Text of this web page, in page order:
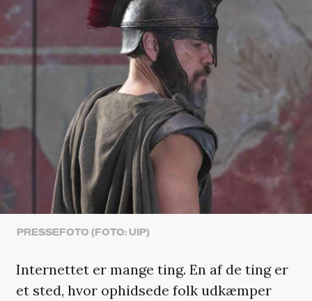
PRESSEFOTO (FOTO: UIP)
Internettet er mange ting. En af de ting er
et sted, hvor ophidsede folk udkæmper